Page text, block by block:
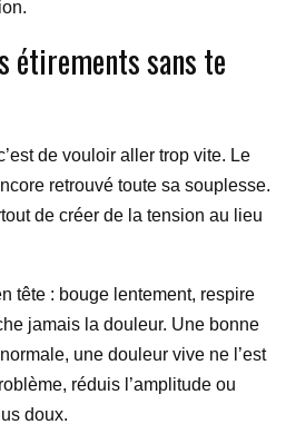
étirements sans te
de vouloir aller trop vite. Le
retrouvé toute sa souplesse.
de créer de la tension au lieu
tête : bouge lentement, respire
jamais la douleur. Une bonne
une douleur vive ne l’est
réduis l’amplitude ou
doux.